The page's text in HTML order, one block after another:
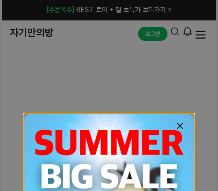
[주문폭주] BEST 토이 + 젤 초특가 보러가기 >
자기만의방 로그인
예상치 못한 에러입니다.